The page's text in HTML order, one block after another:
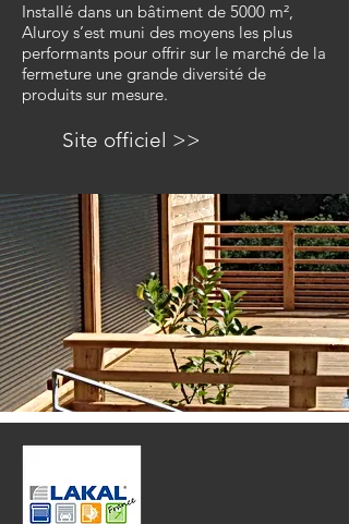
Installé dans un bâtiment de 5000 m²,
Aluroy s’est muni des moyens les plus
performants pour offrir sur le marché de la
fermeture une grande diversité de
produits sur mesure.
Site officiel >>